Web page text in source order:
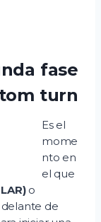
fase
turn
Es el
mome
nto en
el que
o
de